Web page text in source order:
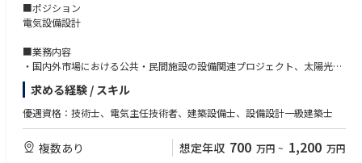
■ポジション
電気設備設計
■業務内容
・国内外市場における公共・民間施設の設備関連プロジェクト、太陽光発
電などの再生可能エネルギーシステム、スポーツイベント関連プロジェク
ト
・津波防災システム、トンネル防災設備（道路・鉄道）、駅舎・建築物に
する調査、計画、設計およびアセットマネージメントなど
求める経験 / スキル
優遇資格：技術士、電気主任技術者、建築設備士、設備設計一級建築士
複数あり 想定年収 700 万円 ~ 1,200 万円